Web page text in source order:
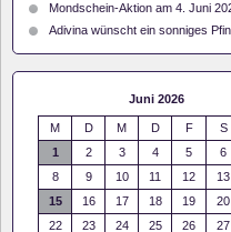
Mondschein-Aktion am 4. Juni
Adivina wünscht ein sonniges
Juni 2026
M D M D F S
1
2 3 4 5 6
8
9 10 11 12 13
15
16 17 18 19 20
22
23 24 25 26 27